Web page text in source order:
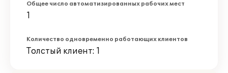
Общее число автоматизированных рабочих мест
1
Количество одновременно работающих клиентов
Толстый клиент: 1